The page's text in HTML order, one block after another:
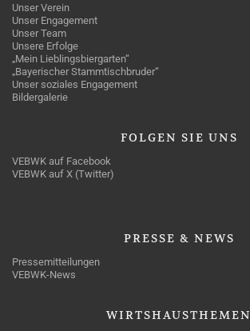
Unser Verein
Unser Engagement
Unser Team
Unsere Erfolge
„Mein Lieblingsbiergarten“
„Bayerischer Stammtischbruder“
Unser soziales Engagement
Bildergalerie
FOLGEN SIE UNS
VEBWK auf Facebook
VEBWK auf X (Twitter)
PRESSE & NEWS
Pressemitteilungen
VEBWK-News
WIRTSHAUSTHEMEN